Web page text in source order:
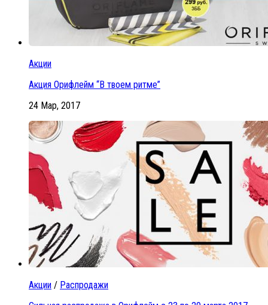
Акции
Акция Орифлейм “В твоем ритме”
24 Мар, 2017
Акции / Распродажи